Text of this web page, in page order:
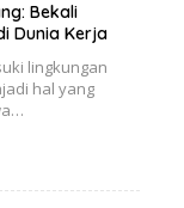
Bekali
Dunia Kerja
lingkungan
hal yang